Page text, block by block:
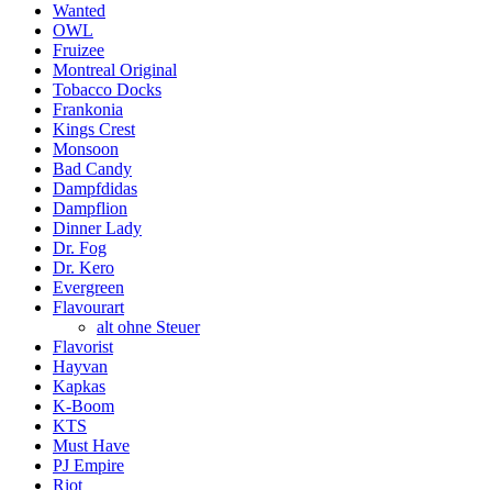
Wanted
OWL
Fruizee
Montreal Original
Tobacco Docks
Frankonia
Kings Crest
Monsoon
Bad Candy
Dampfdidas
Dampflion
Dinner Lady
Dr. Fog
Dr. Kero
Evergreen
Flavourart
alt ohne Steuer
Flavorist
Hayvan
Kapkas
K-Boom
KTS
Must Have
PJ Empire
Riot